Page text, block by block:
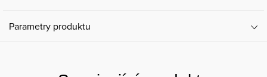
Parametry produktu